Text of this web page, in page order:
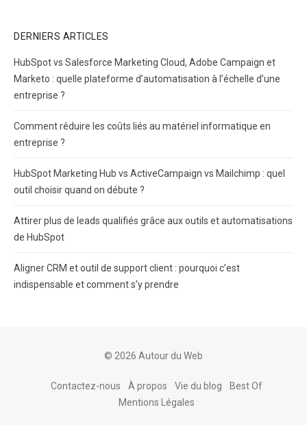
DERNIERS ARTICLES
HubSpot vs Salesforce Marketing Cloud, Adobe Campaign et
Marketo : quelle plateforme d’automatisation à l’échelle d’une
entreprise ?
Comment réduire les coûts liés au matériel informatique en
entreprise ?
HubSpot Marketing Hub vs ActiveCampaign vs Mailchimp : quel
outil choisir quand on débute ?
Attirer plus de leads qualifiés grâce aux outils et automatisations
de HubSpot
Aligner CRM et outil de support client : pourquoi c’est
indispensable et comment s’y prendre
© 2026 Autour du Web
Contactez-nous À propos Vie du blog
Best Of
Mentions Légales